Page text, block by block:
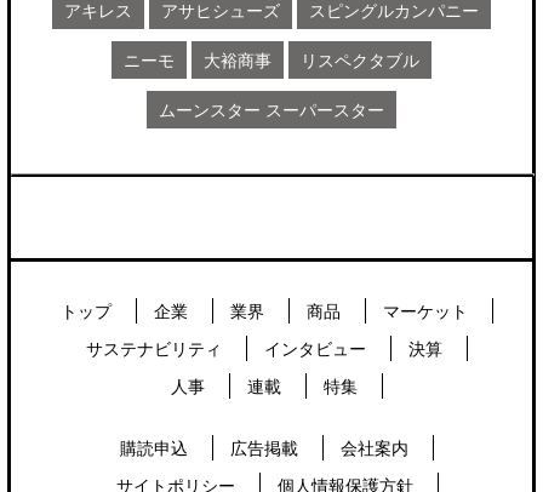
アキレス アサヒシューズ スピングルカンパニー
ニーモ 大裕商事 リスペクタブル
ムーンスター スーパースター
トップ 企業 業界 商品
マーケット
サステナビリティ
インタビュー
決算
人事
連載 特集
購読申込 広告掲載
会社案内
サイトポリシー
個人情報保護方針